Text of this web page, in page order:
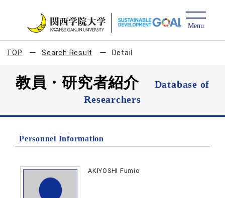
TOP Search Result Detail
教員・研究者紹介
Database of
Researchers
Personnel Information
AKIYOSHI Fumio